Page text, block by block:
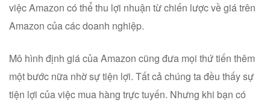
việc Amazon có thể thu lợi nhuận từ chiến lược về giá trên
Amazon của các doanh nghiệp.
Mô hình định giá của Amazon cũng đưa mọi thứ tiến thêm
một bước nữa nhờ sự tiện lợi. Tất cả chúng ta đều thấy sự
tiện lợi của việc mua hàng trực tuyến. Nhưng khi bạn có